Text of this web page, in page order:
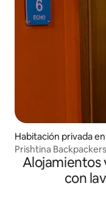
Habitación privada
Prishtina
Alojamientos
con